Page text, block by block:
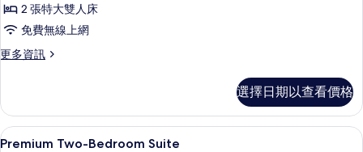
所
有
相
2 張特大雙人床
免費無線上網
更多資訊
更
Suite
的
詳
選擇日期以查看價格
顯
Premium Two-Bedroom Suite | 羽絨
9
Premium Two-Bedroom Suite